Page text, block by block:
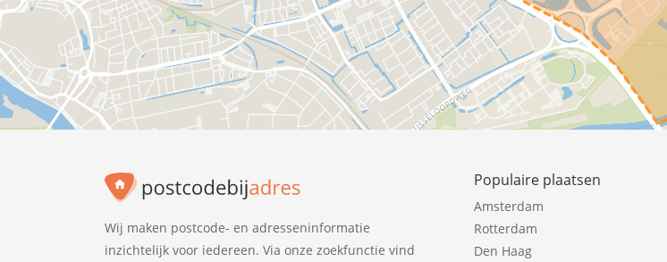
Wij maken postcode- en adresseninformatie
inzichtelijk voor iedereen. Via onze zoekfunctie vind
Populaire plaatsen
Amsterdam
Rotterdam
Den Haag